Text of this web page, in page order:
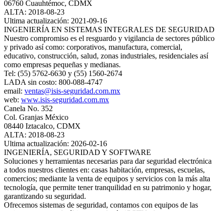
06760 Cuauhtémoc, CDMX
ALTA: 2018-08-23
Ultima actualización: 2021-09-16
INGENIERÍA EN SISTEMAS INTEGRALES DE SEGURIDAD
Nuestro compromiso es el resguardo y vigilancia de sectores público
y privado así como: corporativos, manufactura, comercial,
educativo, construcción, salud, zonas industriales, residenciales así
como empresas pequeñas y medianas.
Tel: (55) 5762-6630 y (55) 1560-2674
LADA sin costo: 800-088-4747
email: ventas@isis-seguridad.com.mx
web: www.isis-seguridad.com.mx
Canela No. 352
Col. Granjas México
08440 Iztacalco, CDMX
ALTA: 2018-08-23
Ultima actualización: 2026-02-16
INGENIERÍA, SEGURIDAD Y SOFTWARE
Soluciones y herramientas necesarias para dar seguridad electrónica
a todos nuestros clientes en: casas habitación, empresas, escuelas,
comercios; mediante la venta de equipos y servicios con la más alta
tecnología, que permite tener tranquilidad en su patrimonio y hogar,
garantizando su seguridad.
Ofrecemos sistemas de seguridad, contamos con equipos de las